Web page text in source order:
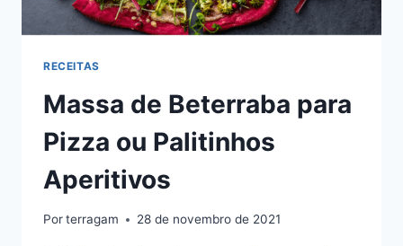
RECEITAS
Massa de Beterraba para
Pizza ou Palitinhos
Aperitivos
Porterragam 28 de novembro de 2021